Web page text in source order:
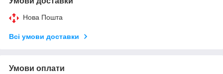
Нова Пошта
Всі умови доставки
Умови оплати